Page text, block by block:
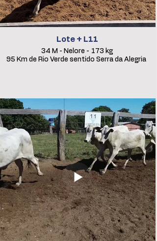
Lote + L11
34 M - Nelore - 173 kg
95 Km de Rio Verde sentido Serra da Alegria